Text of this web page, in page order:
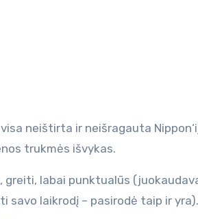
neištirta ir neišragauta
trukmės išvykas.
labai punktualūs
savo laikrodį – pasirodė taip ir yra).